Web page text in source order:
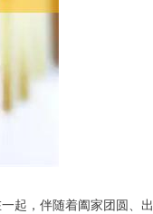
起，伴随着阖家团圆、出